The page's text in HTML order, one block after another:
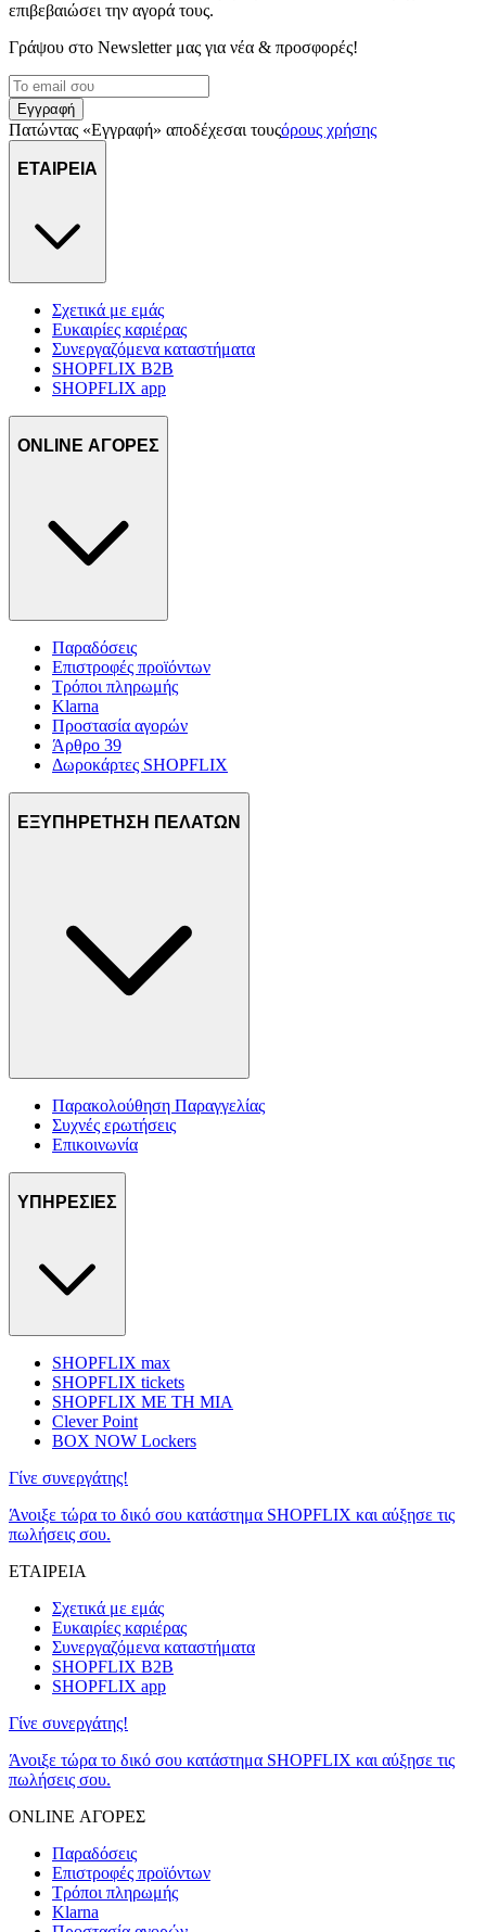
επιβεβαιώσει την αγορά τους.
Γράψου στο Νewsletter μας για νέα & προσφορές!
Εγγραφή
Πατώντας «Εγγραφή» αποδέχεσαι τουςόρους χρήσης
ΕΤΑΙΡΕΙΑ
Σχετικά με εμάς
Ευκαιρίες καριέρας
Συνεργαζόμενα καταστήματα
SHOPFLIX B2B
SHOPFLIX app
ONLINE ΑΓΟΡΕΣ
Παραδόσεις
Επιστροφές προϊόντων
Τρόποι πληρωμής
Klarna
Προστασία αγορών
Άρθρο 39
Δωροκάρτες SHOPFLIX
ΕΞΥΠΗΡΕΤΗΣΗ ΠΕΛΑΤΩΝ
Παρακολούθηση Παραγγελίας
Συχνές ερωτήσεις
Επικοινωνία
ΥΠΗΡΕΣΙΕΣ
SHOPFLIX max
SHOPFLIX tickets
SHOPFLIX ΜΕ ΤΗ ΜΙΑ
Clever Point
BOX NOW Lockers
Γίνε συνεργάτης!
Άνοιξε τώρα το δικό σου κατάστημα SHOPFLIX και αύξησε τις
πωλήσεις σου.
ΕΤΑΙΡΕΙΑ
Σχετικά με εμάς
Ευκαιρίες καριέρας
Συνεργαζόμενα καταστήματα
SHOPFLIX B2B
SHOPFLIX app
Γίνε συνεργάτης!
Άνοιξε τώρα το δικό σου κατάστημα SHOPFLIX και αύξησε τις
πωλήσεις σου.
ONLINE ΑΓΟΡΕΣ
Παραδόσεις
Επιστροφές προϊόντων
Τρόποι πληρωμής
Klarna